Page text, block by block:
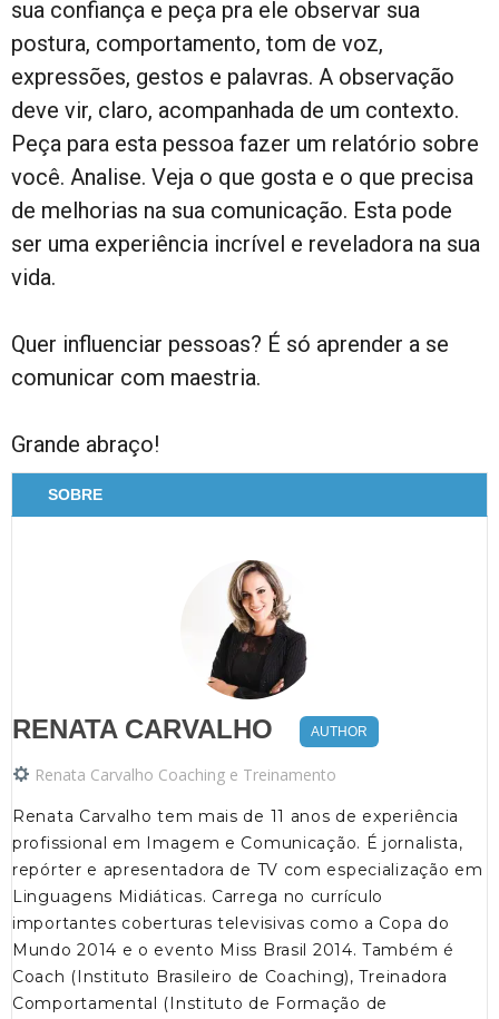
sua confiança e peça pra ele observar sua
postura, comportamento, tom de voz,
expressões, gestos e palavras. A observação
deve vir, claro, acompanhada de um contexto.
Peça para esta pessoa fazer um relatório sobre
você. Analise. Veja o que gosta e o que precisa
de melhorias na sua comunicação. Esta pode
ser uma experiência incrível e reveladora na sua
vida.
Quer influenciar pessoas? É só aprender a se
comunicar com maestria.
Grande abraço!
SOBRE
RENATA CARVALHO AUTHOR
Renata Carvalho Coaching e Treinamento
Renata Carvalho tem mais de 11 anos de experiência
profissional em Imagem e Comunicação. É jornalista,
repórter e apresentadora de TV com especialização em
Linguagens Midiáticas. Carrega no currículo
importantes coberturas televisivas como a Copa do
Mundo 2014 e o evento Miss Brasil 2014. Também é
Coach (Instituto Brasileiro de Coaching), Treinadora
Comportamental (Instituto de Formação de